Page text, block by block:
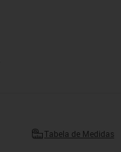
Tabela de Medidas